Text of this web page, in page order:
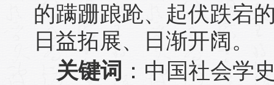
的蹒跚踉跄、起伏跌宕
日益拓展、日渐开阔。
关键词 ：中国社会学